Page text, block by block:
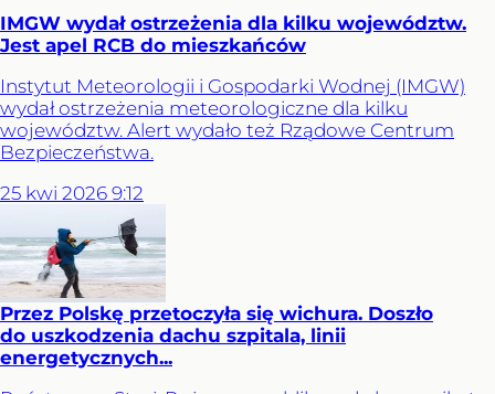
IMGW wydał ostrzeżenia dla kilku województw.
Jest apel RCB do mieszkańców
Instytut Meteorologii i Gospodarki Wodnej (IMGW)
wydał ostrzeżenia meteorologiczne dla kilku
województw. Alert wydało też Rządowe Centrum
Bezpieczeństwa.
25 kwi 2026 9:12
Przez Polskę przetoczyła się wichura. Doszło
do uszkodzenia dachu szpitala, linii
energetycznych...